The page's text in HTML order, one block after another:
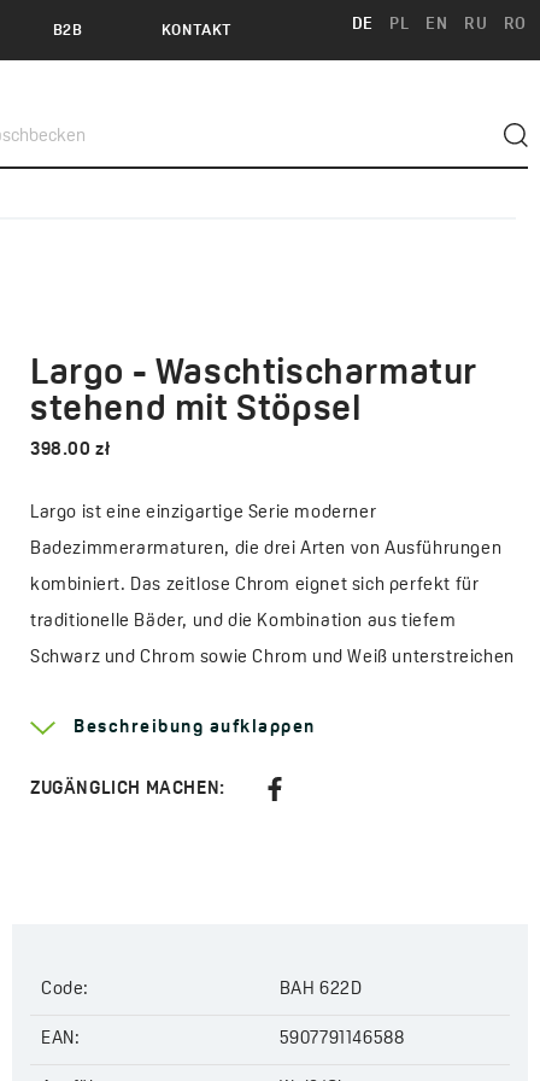
B2B KONTAKT DE PL EN RU RO
Largo - Waschtischarmatur
stehend mit Stöpsel
398.00 zł
Largo ist eine einzigartige Serie moderner
Badezimmerarmaturen, die drei Arten von Ausführungen
kombiniert. Das zeitlose Chrom eignet sich perfekt für
traditionelle Bäder, und die Kombination aus tiefem
Schwarz und Chrom sowie Chrom und Weiß unterstreichen
das in einem aktuellen Trend eingerichtet ist. Largo ist eine
dynamisches Design auszeichnet. Klassische Korpusse mit
Dusch- und Unterputz-Duscharmaturen mit Umschalter. Die
Beschreibung aufklappen
ZUGÄNGLICH MACHEN:
Code: BAH 622D
EAN: 5907791146588